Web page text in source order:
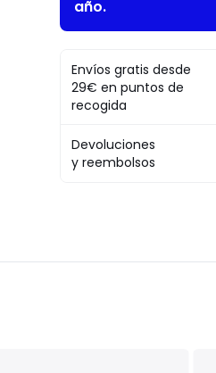
año.
Envíos gratis desde
29€ en puntos de
recogida
Devoluciones
y reembolsos